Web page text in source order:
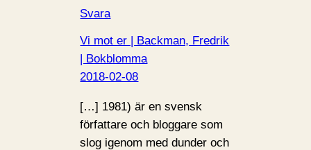
Svara
Vi mot er | Backman, Fredrik
| Bokblomma
2018-02-08
[…] 1981) är en svensk
författare och bloggare som
slog igenom med dunder och